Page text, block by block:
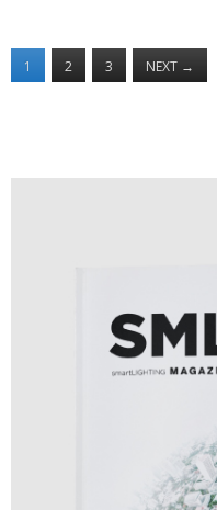
1 2 3 NEXT →